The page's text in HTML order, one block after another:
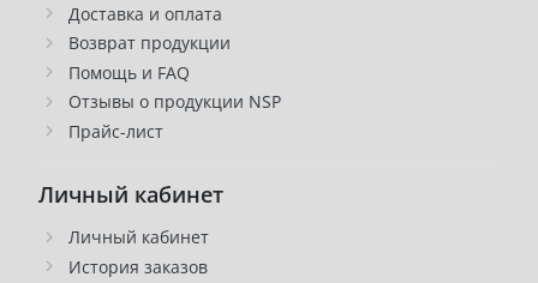
Доставка и оплата
Возврат продукции
Помощь и FAQ
Отзывы о продукции NSP
Прайс-лист
Личный кабинет
Личный кабинет
История заказов